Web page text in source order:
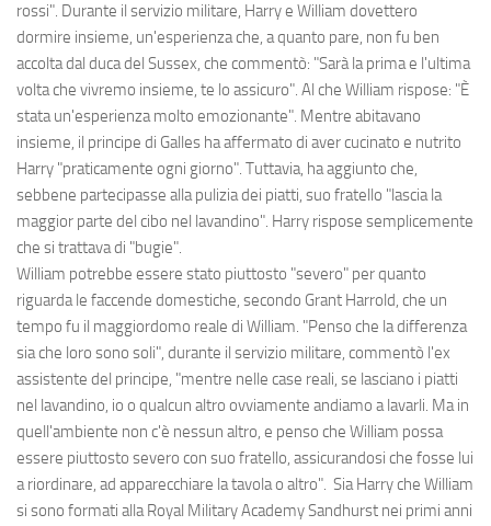
rossi". Durante il servizio militare, Harry e William dovettero
dormire insieme, un'esperienza che, a quanto pare, non fu ben
accolta dal duca del Sussex, che commentò: "Sarà la prima e l'ultima
volta che vivremo insieme, te lo assicuro". Al che William rispose: "È
stata un'esperienza molto emozionante". Mentre abitavano
insieme, il principe di Galles ha affermato di aver cucinato e nutrito
Harry "praticamente ogni giorno". Tuttavia, ha aggiunto che,
sebbene partecipasse alla pulizia dei piatti, suo fratello "lascia la
maggior parte del cibo nel lavandino". Harry rispose semplicemente
che si trattava di "bugie".
William potrebbe essere stato piuttosto "severo" per quanto
riguarda le faccende domestiche, secondo Grant Harrold, che un
tempo fu il maggiordomo reale di William. "Penso che la differenza
sia che loro sono soli", durante il servizio militare, commentò l'ex
assistente del principe, "mentre nelle case reali, se lasciano i piatti
nel lavandino, io o qualcun altro ovviamente andiamo a lavarli. Ma in
quell'ambiente non c'è nessun altro, e penso che William possa
essere piuttosto severo con suo fratello, assicurandosi che fosse lui
a riordinare, ad apparecchiare la tavola o altro". Sia Harry che William
si sono formati alla Royal Military Academy Sandhurst nei primi anni